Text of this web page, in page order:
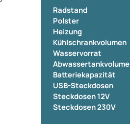
Radstand
Polster
Heizung
Kühlschrankvolumen
Wasservorrat
Batteriekapazität
USB-Steckdosen
Steckdosen 12V
Steckdosen 230V